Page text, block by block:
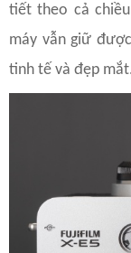
tiết theo cả
máy vẫn giữ
tinh tế và đẹp